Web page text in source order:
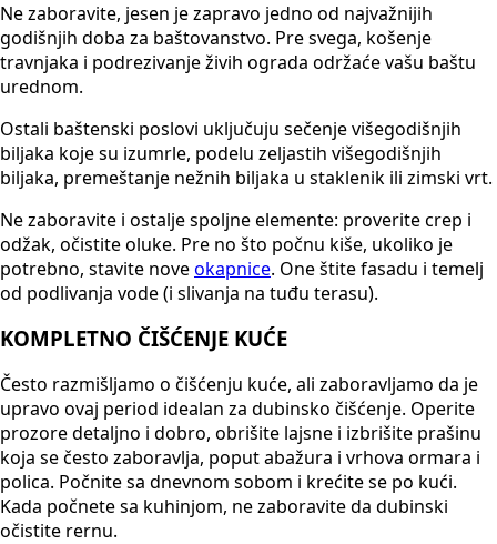
Ne zaboravite, jesen je zapravo jedno od najvažnijih
godišnjih doba za baštovanstvo. Pre svega, košenje
travnjaka i podrezivanje živih ograda održaće vašu baštu
urednom.
Ostali baštenski poslovi uključuju sečenje višegodišnjih
biljaka koje su izumrle, podelu zeljastih višegodišnjih
biljaka, premeštanje nežnih biljaka u staklenik ili zimski vrt.
Ne zaboravite i ostalje spoljne elemente: proverite crep i
odžak, očistite oluke. Pre no što počnu kiše, ukoliko je
potrebno, stavite noveokapnice. One štite fasadu i temelj
od podlivanja vode (i slivanja na tuđu terasu).
KOMPLETNO ČIŠĆENJE KUĆE
Često razmišljamo o čišćenju kuće, ali zaboravljamo da je
upravo ovaj period idealan za dubinsko čišćenje. Operite
prozore detaljno i dobro, obrišite lajsne i izbrišite prašinu
koja se često zaboravlja, poput abažura i vrhova ormara i
polica. Počnite sa dnevnom sobom i krećite se po kući.
Kada počnete sa kuhinjom, ne zaboravite da dubinski
očistite rernu.